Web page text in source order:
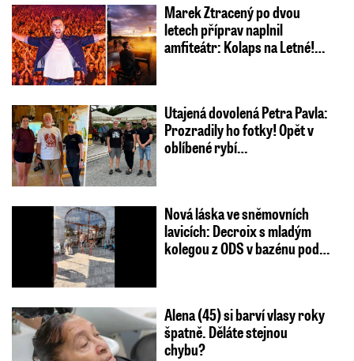
Marek Ztracený po dvou
letech příprav naplnil
amfiteátr: Kolaps na Letné!…
Utajená dovolená Petra Pavla:
Prozradily ho fotky! Opět v
oblíbené rybí…
Nová láska ve sněmovních
lavicích: Decroix s mladým
kolegou z ODS v bazénu pod…
Alena (45) si barví vlasy roky
špatně. Děláte stejnou
chybu?